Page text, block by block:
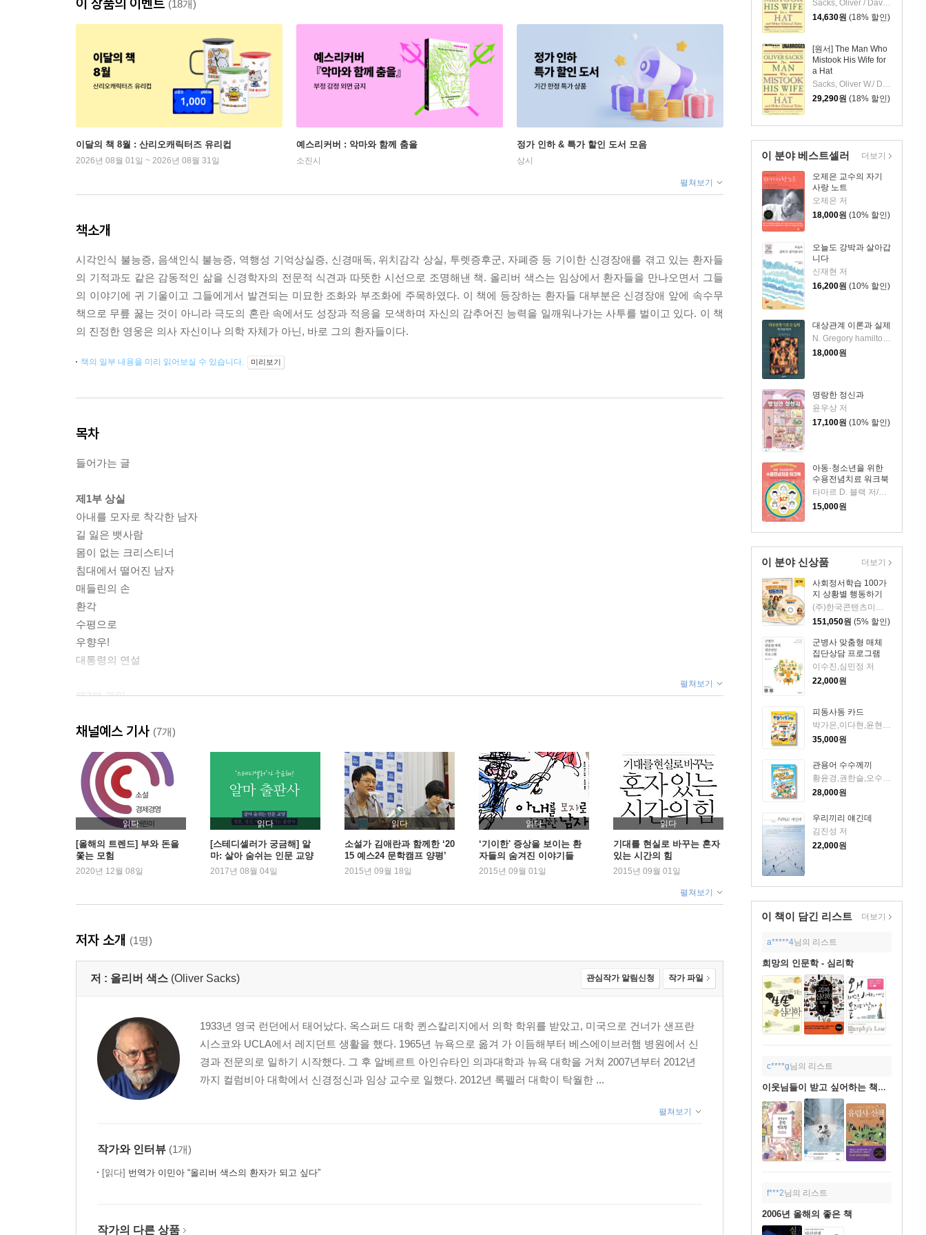
Sacks, Oliver / Davis, Jonathan
14,630원 (18% 할인)
[원서] The Man Who
Mistook His Wife for
a Hat
Sacks, Oliver W./ Davis, Jonathan (NRT)
29,290원 (18% 할인)
이 분야 베스트셀러
오제은 교수의 자기
사랑 노트
오제은 저
18,000원 (10% 할인)
오늘도 강박과 살아갑
니다
신재현 저
16,200원 (10% 할인)
대상관계 이론과 실제
N. Gregory hamilton 저/김진숙,김창대,이지연 공역
18,000원
명랑한 정신과
윤우상 저
17,100원 (10% 할인)
아동·청소년을 위한
수용전념치료 워크북
타마르 D. 블랙 저/송승훈,한송이,김나희,김민정,ACT인지행동치료연구회 역
15,000원
더보기
이 분야 신상품
사회정서학습 100가
지 상황별 행동하기
151,050원 (5% 할인)
군병사 맞춤형 매체
집단상담 프로그램
이수진,심민정 저
22,000원
피동사동 카드
35,000원
관용어 수수께끼
28,000원
우리끼리 얘긴데
김진성 저
22,000원
더보기
이 책이 담긴 리스트 더보기
a*****4님의 리스트
희망의 인문학 - 심리학
c****g님의 리스트
이웃님들이 받고 싶어하는 책들^^
f***2님의 리스트
2006년 올해의 좋은 책
(18개)
이달의 책 8월 : 산리오캐릭터즈 유리컵
2026년 08월 01일 ~ 2026년 08월 31일
예스리커버 : 악마와 함께 춤을
소진시
정가 인하 & 특가 할인 도서 모음
상시
펼쳐보기
책소개
시각인식 불능증, 음색인식 불능증, 역행성 기억상실증, 신경매독, 위치감각 상실, 투렛증후군, 자폐증 등 기이한 신경장애를 겪고 있는 환자들
의 기적과도 같은 감동적인 삶을 신경학자의 전문적 식견과 따뜻한 시선으로 조명해낸 책. 올리버 색스는 임상에서 환자들을 만나오면서 그들
의 이야기에 귀 기울이고 그들에게서 발견되는 미묘한 조화와 부조화에 주목하였다. 이 책에 등장하는 환자들 대부분은 신경장애 앞에 속수무
책으로 무릎 꿇는 것이 아니라 극도의 혼란 속에서도 성장과 적응을 모색하며 자신의 감추어진 능력을 일깨워나가는 사투를 벌이고 있다. 이 책
의 진정한 영웅은 의사 자신이나 의학 자체가 아닌, 바로 그의 환자들이다.
책의 일부 내용을 미리 읽어보실 수 있습니다. 미리보기
목차
들어가는 글
제1부 상실
아내를 모자로 착각한 남자
길 잃은 뱃사람
몸이 없는 크리스티너
침대에서 떨어진 남자
매들린의 손
환각
수평으로
우향우!
대통령의 연설
제2부 과잉
큐피드병
정체성의 문제
예, 신부님, 예, 간호사님
투렛 증후군에 사로잡힌 여자
제3부 이행
회상
억누를 길 없는 향수
인도로 가는 길
제4부 단순함의 세계
시인 리베커
쌍둥이 형제
자폐증을 가진 예술가
역자후기
참고문헌
펼쳐보기
채널예스 기사 (7개)
읽다
[올해의 트렌드] 부와 돈을
쫓는 모험
2020년 12월 08일
읽다
[스테디셀러가 궁금해] 알
마: 살아 숨쉬는 인문 교양
2017년 08월 04일
읽다
소설가 김애란과 함께한 ‘20
15 예스24 문학캠프 양평’
스케치
2015년 09월 18일
읽다
‘기이한' 증상을 보이는 환
자들의 숨겨진 이야기들
2015년 09월 01일
읽다
기대를 현실로 바꾸는 혼자
있는 시간의 힘
2015년 09월 01일
펼쳐보기
저자 소개 (1명)
저 : 올리버 색스 (Oliver Sacks) 관심작가 알림신청 작가 파일
1933년 영국 런던에서 태어났다. 옥스퍼드 대학 퀸스칼리지에서 의학 학위를 받았고, 미국으로 건너가 샌프란
시스코와 UCLA에서 레지던트 생활을 했다. 1965년 뉴욕으로 옮겨 가 이듬해부터 베스에이브러햄 병원에서 신
경과 전문의로 일하기 시작했다. 그 후 알베르트 아인슈타인 의과대학과 뉴욕 대학을 거쳐 2007년부터 2012년
까지 컬럼비아 대학에서 신경정신과 임상 교수로 일했다. 2012년 록펠러 대학이 탁월한 ...
펼쳐보기
작가와 인터뷰 (1개)
[읽다] 번역가 이민아 “올리버 색스의 환자가 되고 싶다”
작가의 다른 상품